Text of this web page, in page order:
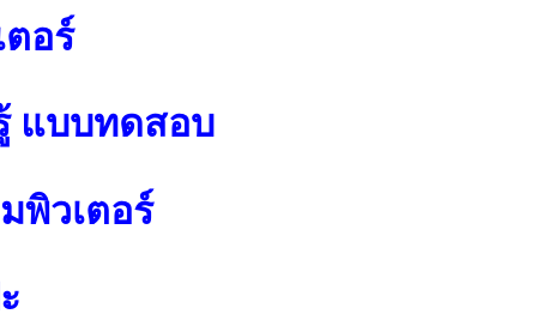
อร์
แบบทดสอบ
พิวเตอร์